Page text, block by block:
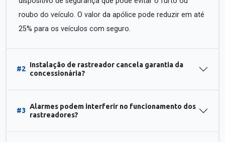
roubo do veículo. O valor da apólice pode reduzir em até
25% para os veículos com seguro.
#2
Instalação de rastreador cancela garantia da
concessionária?
#3
Alarmes podem interferir no funcionamento dos
rastreadores?